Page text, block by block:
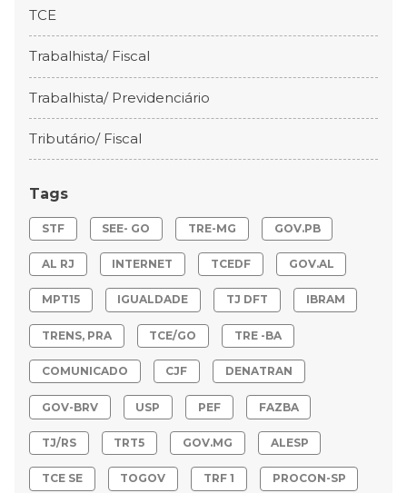
TCE
Trabalhista/ Fiscal
Trabalhista/ Previdenciário
Tributário/ Fiscal
Tags
STF SEE- GO TRE-MG GOV.PB
AL RJ INTERNET TCEDF GOV.AL
MPT15 IGUALDADE TJ DFT IBRAM
TRENS, PRA TCE/GO TRE -BA
COMUNICADO CJF DENATRAN
GOV-BRV USP PEF FAZBA
TJ/RS TRT5 GOV.MG ALESP
TCE SE TOGOV TRF 1 PROCON-SP